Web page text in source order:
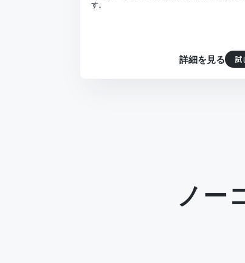
す。
詳細を見る 試
ノー